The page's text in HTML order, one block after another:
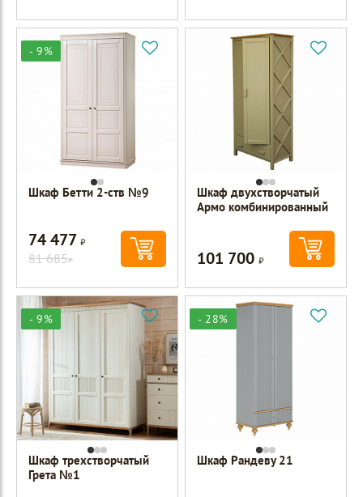
- 9%
Шкаф Бетти 2-ств №9
74 477Р
81 685Р
Шкаф двухстворчатый
Армо комбинированный
101 700Р
- 9%
Шкаф трехстворчатый
Грета №1
- 28%
Шкаф Рандеву 21